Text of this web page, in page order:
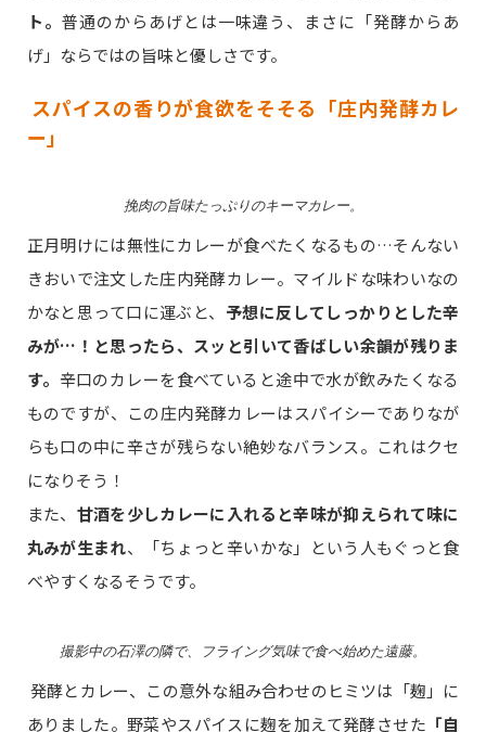
ト。 普通のからあげとは一味違う、まさに「発酵からあ
げ」ならではの旨味と優しさです。
スパイスの香りが食欲をそそる「庄内発酵カレ
ー」
挽肉の旨味たっぷりのキーマカレー。
正月明けには無性にカレーが食べたくなるもの…そんない
きおいで注文した庄内発酵カレー。マイルドな味わいなの
かなと思って口に運ぶと、 予想に反してしっかりとした辛
みが…！と思ったら、スッと引いて香ばしい余韻が残りま
す。 辛口のカレーを食べていると途中で水が飲みたくなる
ものですが、この庄内発酵カレーはスパイシーでありなが
らも口の中に辛さが残らない絶妙なバランス。これはクセ
になりそう！
また、 甘酒を少しカレーに入れると辛味が抑えられて味に
丸みが生まれ、「ちょっと辛いかな」という人もぐっと食
べやすくなるそうです。
撮影中の石澤の隣で、フライング気味で食べ始めた遠藤。
発酵とカレー、この意外な組み合わせのヒミツは「麹」に
ありました。野菜やスパイスに麹を加えて発酵させた 「自